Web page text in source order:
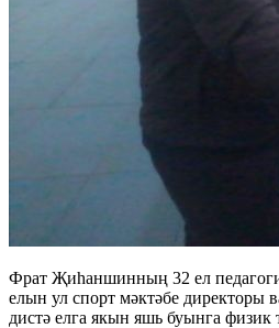
Фрат Җиһаншинның 32 ел
елын ул спорт мәктәбе директоры
дистә елга якын яшь буынга физик